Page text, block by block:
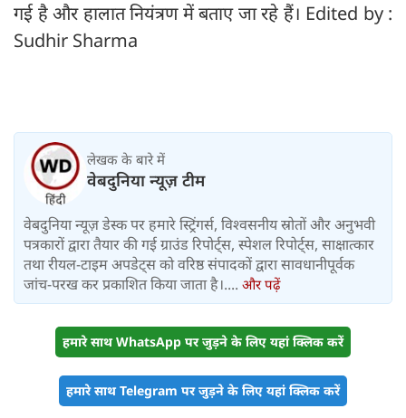
गई है और हालात नियंत्रण में बताए जा रहे हैं। Edited by :
Sudhir Sharma
लेखक के बारे में
वेबदुनिया न्यूज़ टीम
वेबदुनिया न्यूज़ डेस्क पर हमारे स्ट्रिंगर्स, विश्वसनीय स्रोतों और अनुभवी
पत्रकारों द्वारा तैयार की गई ग्राउंड रिपोर्ट्स, स्पेशल रिपोर्ट्स, साक्षात्कार
तथा रीयल-टाइम अपडेट्स को वरिष्ठ संपादकों द्वारा सावधानीपूर्वक
जांच-परख कर प्रकाशित किया जाता है।.... और पढ़ें
हमारे साथ WhatsApp पर जुड़ने के लिए यहां क्लिक करें
हमारे साथ Telegram पर जुड़ने के लिए यहां क्लिक करें